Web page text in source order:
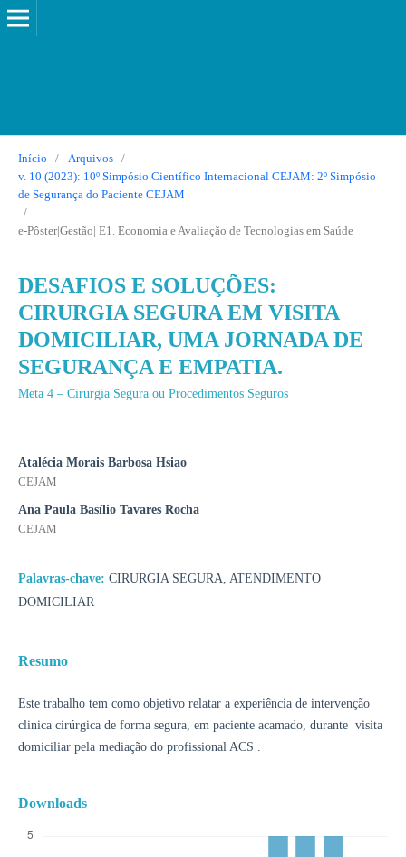
Início / Arquivos
/
v. 10 (2023): 10º Simpósio Científico Internacional CEJAM: 2º Simpósio
de Segurança do Paciente CEJAM
/
e-Pôster|Gestão| E1. Economia e Avaliação de Tecnologias em Saúde
DESAFIOS E SOLUÇÕES:
CIRURGIA SEGURA EM VISITA
DOMICILIAR, UMA JORNADA DE
SEGURANÇA E EMPATIA.
Meta 4 – Cirurgia Segura ou Procedimentos Seguros
Atalécia Morais Barbosa Hsiao
CEJAM
Ana Paula Basílio Tavares Rocha
CEJAM
Palavras-chave: CIRURGIA SEGURA, ATENDIMENTO
DOMICILIAR
Resumo
Este trabalho tem como objetivo relatar a experiência de intervenção
clinica cirúrgica de forma segura, em paciente acamado, durante visita
domiciliar pela mediação do profissional ACS .
Downloads